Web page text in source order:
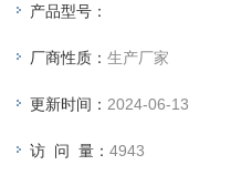
产品型号：
厂商性质：生产厂家
更新时间： 2024-06-13
访 问 量：4943